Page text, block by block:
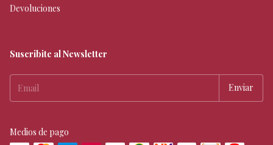
Devoluciones
Suscribite al Newsletter
Medios de pago